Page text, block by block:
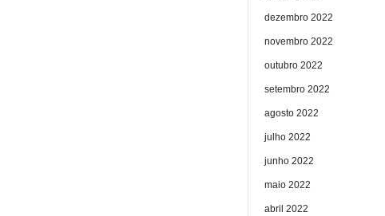
dezembro 2022
novembro 2022
outubro 2022
setembro 2022
agosto 2022
julho 2022
junho 2022
maio 2022
abril 2022